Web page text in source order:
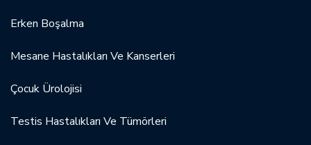
Erken Boşalma
Mesane Hastalıkları Ve Kanserleri
Çocuk Ürolojisi
Testis Hastalıkları Ve Tümörleri